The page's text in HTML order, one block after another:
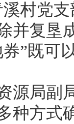
村党
并复垦
”既可
局副局
种方式